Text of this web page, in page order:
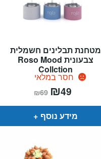
מטחנת תבלינים חשמלית
צבעונית Roso Mood
Collction
חסר במלאי
₪69 המחיר
המקורי
היה:
₪69.
₪49
הוא:
מידע נוסף